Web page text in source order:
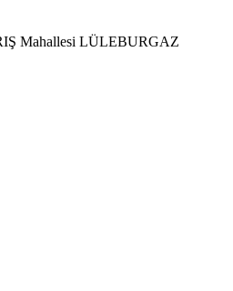
Mahallesi LÜLEBURGAZ